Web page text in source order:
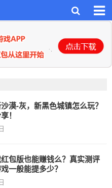
漠-灰，新黑色城镇怎么玩？
！
包版也能赚钱么？真实测评
一般能提多少？